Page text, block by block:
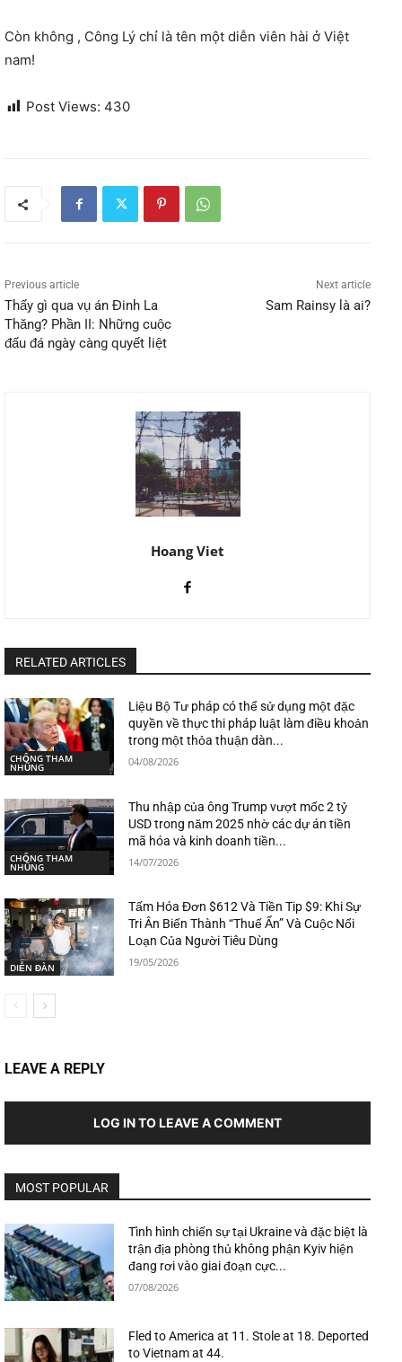
Còn không , Công Lý chỉ là tên một diễn viên hài ở Việt
nam!
Post Views: 430
Previous article
Thấy gì qua vụ án Đinh La
Thăng? Phần II: Những cuộc
đấu đá ngày càng quyết liệt
Next article
Sam Rainsy là ai?
Hoang Viet
RELATED ARTICLES
CHỐNG THAM
NHŨNG
Liệu Bộ Tư pháp có thể sử dụng một đặc
quyền về thực thi pháp luật làm điều khoản
trong một thỏa thuận dàn...
04/08/2026
CHỐNG THAM
NHŨNG
Thu nhập của ông Trump vượt mốc 2 tỷ
USD trong năm 2025 nhờ các dự án tiền
mã hóa và kinh doanh tiền...
14/07/2026
DIỄN ĐÀN
Tấm Hóa Đơn $612 Và Tiền Tip $9: Khi Sự
Tri Ân Biến Thành “Thuế Ẩn” Và Cuộc Nổi
Loạn Của Người Tiêu Dùng
19/05/2026
LEAVE A REPLY
LOG IN TO LEAVE A COMMENT
MOST POPULAR
Tình hình chiến sự tại Ukraine và đặc biệt là
trận địa phòng thủ không phận Kyiv hiện
đang rơi vào giai đoạn cực...
07/08/2026
Fled to America at 11. Stole at 18. Deported
to Vietnam at 44.